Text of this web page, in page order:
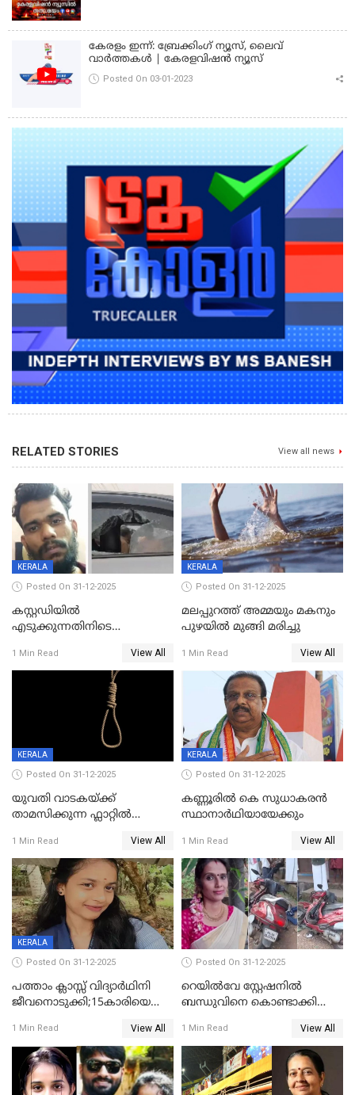
കേരളം ഇന്ന്: ബ്രേക്കിംഗ് ന്യൂസ്, ലൈവ്
വാർത്തകൾ | കേരളവിഷൻ ന്യൂസ്
Posted On 03-01-2023
RELATED STORIES View all news
KERALA
Posted On 31-12-2025
കസ്റ്റഡിയിൽ
എടുക്കുന്നതിനിടെ
വധശ്രമക്കേസ് പ്രതി പിടിയിൽ
1 Min Read View All
KERALA
Posted On 31-12-2025
മലപ്പുറത്ത് അമ്മയും മകനും
പുഴയിൽ മുങ്ങി മരിച്ചു
1 Min Read View All
KERALA
Posted On 31-12-2025
യുവതി വാടകയ്ക്ക്
താമസിക്കുന്ന ഫ്ലാറ്റില്‍
സംഭവം കൈതപ്പൊയിലില്‍
1 Min Read View All
KERALA
Posted On 31-12-2025
കണ്ണൂരിൽ കെ സുധാകരൻ
സ്ഥാനാർഥിയായേക്കും
1 Min Read View All
KERALA
Posted On 31-12-2025
പത്താം ക്ലാസ്സ് വിദ്യാര്‍ഥിനി
ജീവനൊടുക്കി;15കാരിയെ
കിടപ്പുമുറിയില്‍ തൂങ്ങി മരിച്ച
നിലയിൽ
1 Min Read View All
Posted On 31-12-2025
റെയിൽവേ സ്റ്റേഷനിൽ
ബന്ധുവിനെ കൊണ്ടാക്കി
ലോറി സ്കൂട്ടറിൽ ഇടിച്ചു :
യുവതിക്ക് ദാരുണാന്ത്യം
1 Min Read View All